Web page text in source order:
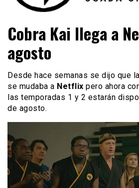
El Maldad
Viral y Youtube
Cobra Kai llega a
agosto
Desde hace semanas se dijo que
se mudaba a Netflix pero ahora
las temporadas 1 y 2 estarán
de agosto.